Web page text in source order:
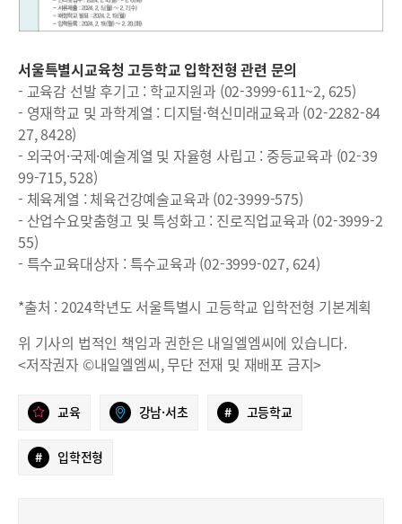
서울특별시교육청 고등학교 입학전형 관련 문의
- 교육감 선발 후기고 : 학교지원과 (02-3999-611~2, 625)
- 영재학교 및 과학계열 : 디지털·혁신미래교육과 (02-2282-84
27, 8428)
- 외국어·국제·예술계열 및 자율형 사립고 : 중등교육과 (02-39
99-715, 528)
- 체육계열 : 체육건강예술교육과 (02-3999-575)
- 산업수요맞춤형고 및 특성화고 : 진로직업교육과 (02-3999-2
55)
- 특수교육대상자 : 특수교육과 (02-3999-027, 624)
*출처 : 2024학년도 서울특별시 고등학교 입학전형 기본계획
위 기사의 법적인 책임과 권한은 내일엘엠씨에 있습니다.
<저작권자 ©내일엘엠씨, 무단 전재 및 재배포 금지>
교육 강남·서초 # 고등학교
# 입학전형